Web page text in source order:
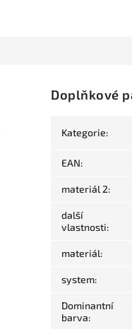
Doplňkové
Kategorie:
EAN:
materiál 2:
další
vlastnosti:
materiál:
system:
Dominantní
barva: